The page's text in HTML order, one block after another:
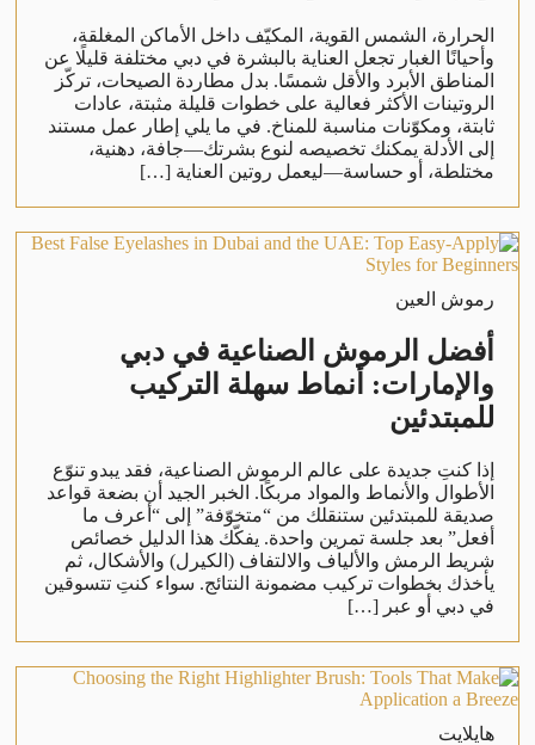
الحرارة، الشمس القوية، المكيّف داخل الأماكن المغلقة،
وأحيانًا الغبار تجعل العناية بالبشرة في دبي مختلفة قليلًا عن
المناطق الأبرد والأقل شمسًا. بدل مطاردة الصيحات، تركّز
الروتينات الأكثر فعالية على خطوات قليلة مثبتة، عادات
ثابتة، ومكوّنات مناسبة للمناخ. في ما يلي إطار عمل مستند
إلى الأدلة يمكنك تخصيصه لنوع بشرتك—جافة، دهنية،
مختلطة، أو حساسة—ليعمل روتين العناية […]
رموش العين
أفضل الرموش الصناعية في دبي
والإمارات: أنماط سهلة التركيب
للمبتدئين
إذا كنتِ جديدة على عالم الرموش الصناعية، فقد يبدو تنوّع
الأطوال والأنماط والمواد مربكًا. الخبر الجيد أن بضعة قواعد
صديقة للمبتدئين ستنقلك من “متخوّفة” إلى “أعرف ما
أفعل” بعد جلسة تمرين واحدة. يفكّك هذا الدليل خصائص
شريط الرمش والألياف والالتفاف (الكيرل) والأشكال، ثم
يأخذك بخطوات تركيب مضمونة النتائج. سواء كنتِ تتسوقين
في دبي أو عبر […]
هايلايت